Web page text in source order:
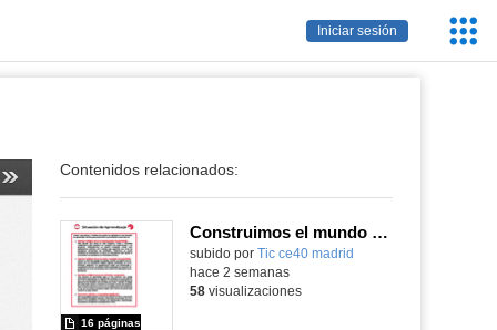
Iniciar sesión
Contenidos relacionados:
Construimos el mundo con LEGO
subido por Tic ce40 madrid
16 páginas
hace 2 semanas
58visualizaciones